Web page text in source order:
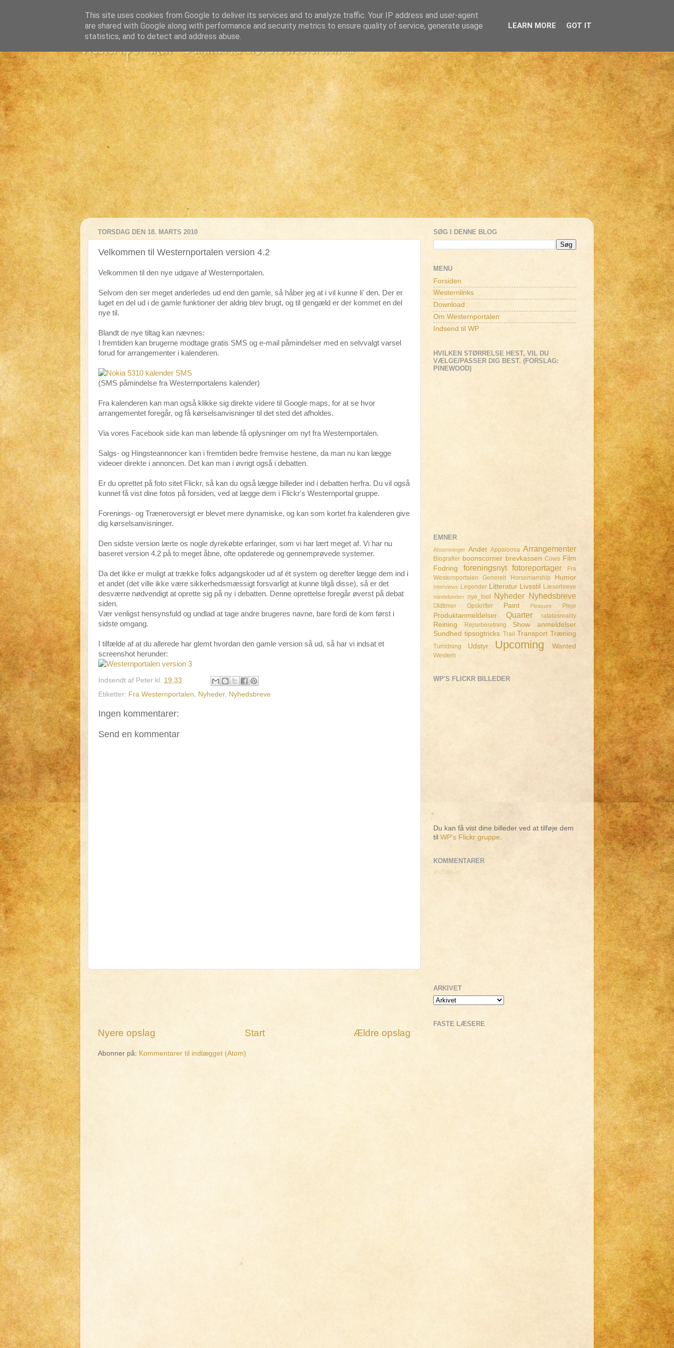
Westernportalen - Danmarks største westernsite...
TORSDAG DEN 18. MARTS 2010
Velkommen til Westernportalen version 4.2
Velkommen til den nye udgave af Westernportalen.
Selvom den ser meget anderledes ud end den gamle, så håber jeg at i vil kunne li' den. Der er
luget en del ud i de gamle funktioner der aldrig blev brugt, og til gengæld er der kommet en del
nye til.
Blandt de nye tiltag kan nævnes:
I fremtiden kan brugerne modtage gratis SMS og e-mail påmindelser med en selvvalgt varsel
forud for arrangementer i kalenderen.
(SMS påmindelse fra Westernportalens kalender)
Fra kalenderen kan man også klikke sig direkte videre til Google maps, for at se hvor
arrangementet foregår, og få kørselsanvisninger til det sted det afholdes.
Via vores Facebook side kan man løbende få oplysninger om nyt fra Westernportalen.
Salgs- og Hingsteannoncer kan i fremtiden bedre fremvise hestene, da man nu kan lægge
videoer direkte i annoncen. Det kan man i øvrigt også i debatten.
Er du oprettet på foto sitet Flickr, så kan du også lægge billeder ind i debatten herfra. Du vil også
kunnet få vist dine fotos på forsiden, ved at lægge dem i Flickr's Westernportal gruppe.
Forenings- og Træneroversigt er blevet mere dynamiske, og kan som kortet fra kalenderen give
dig kørselsanvisninger.
Den sidste version lærte os nogle dyrekøbte erfaringer, som vi har lært meget af. Vi har nu
baseret version 4.2 på to meget åbne, ofte opdaterede og gennemprøvede systemer.
Da det ikke er muligt at trække folks adgangskoder ud af ét system og derefter lægge dem ind i
et andet (det ville ikke være sikkerhedsmæssigt forsvarligt at kunne tilgå disse), så er det
desværre nødvendigt at oprette sig på ny i debatten. Denne oprettelse foregår øverst på debat
siden.
Vær venligst hensynsfuld og undlad at tage andre brugeres navne, bare fordi de kom først i
sidste omgang.
I tilfælde af at du allerede har glemt hvordan den gamle version så ud, så har vi indsat et
screenshot herunder:
Indsendt af Peter kl. 19.33
Etiketter: Fra Westernportalen Nyheder, Nyhedsbreve
Ingen kommentarer:
Send en kommentar
Nyere opslag Ældre opslag
Start
Abonner på: Kommentarer til indlægget (Atom)
SØG I DENNE BLOG
MENU
Forsiden
Westernlinks
Download
Om Westernportalen
Indsend til WP
HVILKEN STØRRELSE HEST, VIL DU
VÆLGE/PASSER DIG BEST. (FORSLAG:
PINEWOOD)
EMNER
Afstemninger Andet Appaloosa Arrangementer
Biografier boonscorner brevkassen Cows Film
Fodring
foreningsnyt fotoreportager
Fra
Westernportalen
Generelt Horsemanship Humor
Interviews Legender Litteratur Livsstil Læserbreve
mindelunden nye_foel Nyheder Nyhedsbreve
Oldtimer Opskrifter Paint Pleasure Pleje
Produktanmeldelser Quarter ratatasreality
Reining Rejseberetning
Show anmeldelser
Sundhed tipsogtricks Trail Transport Træning
Turridning Udstyr Upcoming Wanted
Western
WP'S FLICKR BILLEDER
Du kan få vist dine billeder ved at tilføje dem
til WP's Flickr gruppe
KOMMENTARER
Indlæser...
ARKIVET
FASTE LÆSERE
This site uses cookies from Google to deliver its services and to analyze traffic. Your IP address and user-agent
are shared with Google along with performance and security metrics to ensure quality of service, generate usage
statistics, and to detect and address abuse.
LEARN MORE GOT IT